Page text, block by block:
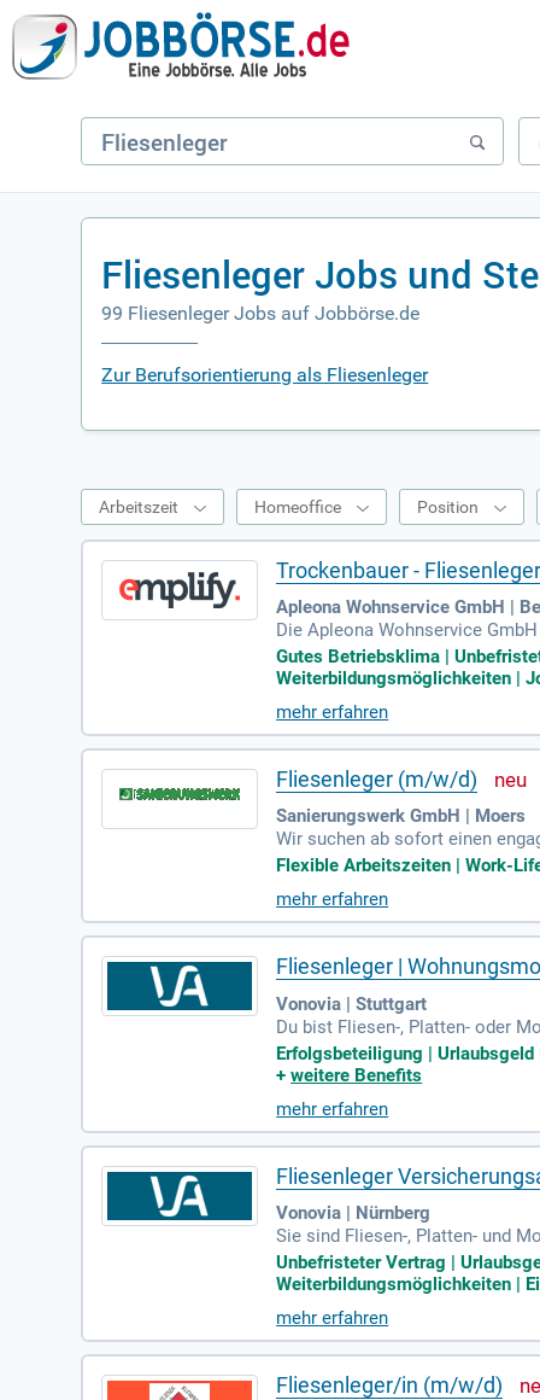
Fliesenleger Jobs und
99 Fliesenleger Jobs auf Jobbörse.de
Zur Berufsorientierung als Fliesenleger
Arbeitszeit Homeoffice Position
Trockenbauer -
Apleona Wohnservice GmbH |
Die Apleona Wohnservice
Position sind Sie verantwortlich
hren Aufgaben gehören auch
ünschen uns von Ihnen
Teams und gestalten Sie
Gutes Betriebsklima |
Weiterbildungsmöglichkeiten |
mehr erfahren
Fliesenleger (m/w/d)
Sanierungswerk GmbH | Moers
Wir suchen ab sofort einen
densabwicklung bieten wir
d übernehme spannende
mit uns die Zukunft der
Flexible Arbeitszeiten | Work-
mehr erfahren
Fliesenleger |
Vonovia | Stuttgart
Du bist Fliesen-, Platten- oder
er Berufsausbildung und
ofitiere von einem attraktiven
Erfolgsbeteiligung |
+weitere Benefits
mehr erfahren
Fliesenleger
Vonovia | Nürnberg
Sie sind Fliesen-, Platten- und
nd bautechnischen Kenntnissen
wie ein Führerschein der Klasse
er Auftragslage und 30 Tagen
n Sie in einem modernen,
Unbefristeter Vertrag |
Weiterbildungsmöglichkeiten |
mehr erfahren
Fliesenleger/in (m/w/d)